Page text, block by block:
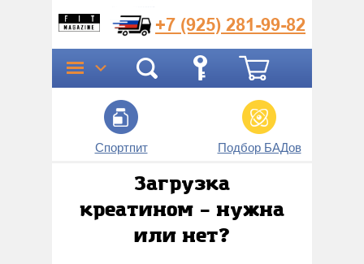
+7 (925) 281-99-82
Спортпит Подбор БАДов
Загрузка
креатином – нужна
или нет?